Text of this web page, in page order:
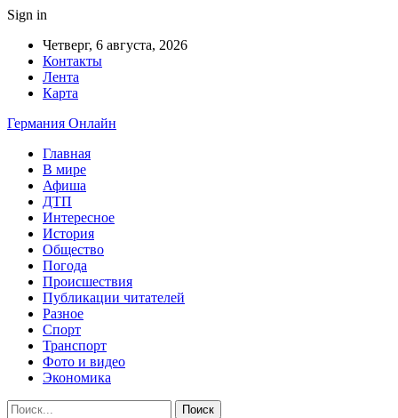
Sign in
Четверг, 6 августа, 2026
Контакты
Лента
Карта
Германия Онлайн
Главная
В мире
Афиша
ДТП
Интересное
История
Общество
Погода
Происшествия
Публикации читателей
Разное
Спорт
Транспорт
Фото и видео
Экономика